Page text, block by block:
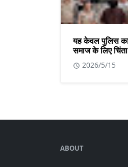
यह केवल पुलिस का
समाज के लिए
2026/5/15
ABOUT